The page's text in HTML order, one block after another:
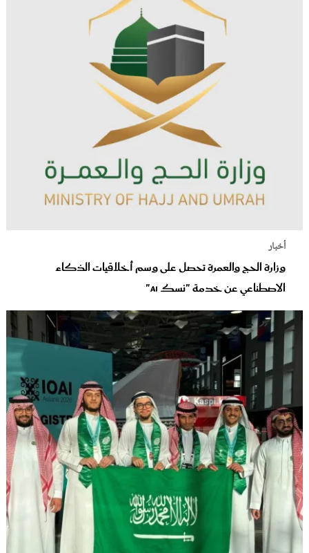
أخبار
وزارة الحج والعمرة تحصل على وسم أخلاقيات الذكاء
الاصطناعي عن خدمة "نسك AI"